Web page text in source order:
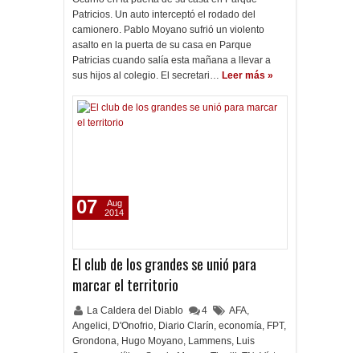
Patricios. Un auto interceptó el rodado del
camionero. Pablo Moyano sufrió un violento
asalto en la puerta de su casa en Parque
Patricias cuando salía esta mañana a llevar a
sus hijos al colegio. El secretari… Leer más »
El club de los grandes se unió para
marcar el territorio
La Caldera del Diablo 4 AFA,
Angelici, D'Onofrio, Diario Clarín, economía, FPT,
Grondona, Hugo Moyano, Lammens, Luis
07
Aug
2014